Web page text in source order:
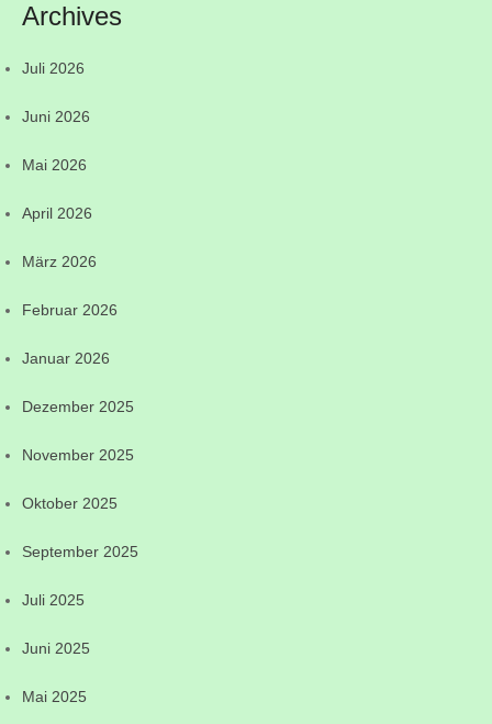
Archives
Juli 2026
Juni 2026
Mai 2026
April 2026
März 2026
Februar 2026
Januar 2026
Dezember 2025
November 2025
Oktober 2025
September 2025
Juli 2025
Juni 2025
Mai 2025